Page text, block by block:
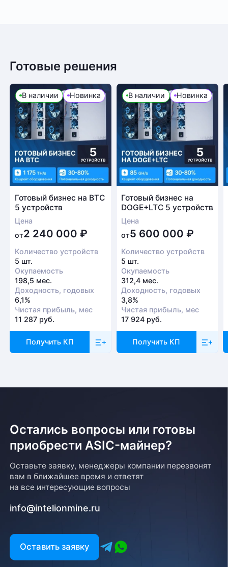
Готовые решения
В наличии Новинка
Готовый бизнес на BTC
5 устройств
Цена
от2 240 000 ₽
Количество устройств
5 шт.
Окупаемость
198,5 мес.
Доходность, годовых
6,1%
Чистая прибыль, мес
11 287 руб.
Получить КП
В наличии Новинка
Готовый бизнес на
DOGE+LTC 5 устройств
Цена
от5 600 000₽
Количество устройств
5 шт.
Окупаемость
312,4 мес.
Доходность, годовых
3,8%
Чистая прибыль, мес
17 924 руб.
Получить КП
Остались вопросы или готовы
приобрести ASIC-майнер?
Оставьте заявку, менеджеры компании перезвонят
вам в ближайшее время и ответят
на все интересующие вопросы
info@intelionmine.ru
Оставить заявку